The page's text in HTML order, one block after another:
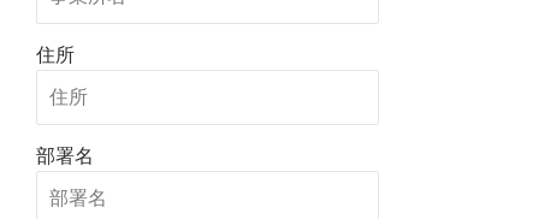
住所
部署名